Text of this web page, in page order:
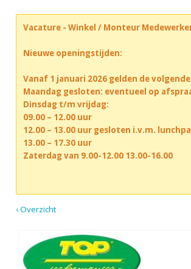
Vacature - Winkel / Monteur
Nieuwe openingstijden:
Vanaf 1 januari 2026 gelden de
Maandag gesloten: eventueel op
Dinsdag t/m vrijdag:
09.00 – 12.00 uur
12.00 – 13.00 uur gesloten i.v.m.
13.00 – 17.30 uur
Zaterdag van 9.00-12.00 13.00-16.00
‹ Overzicht